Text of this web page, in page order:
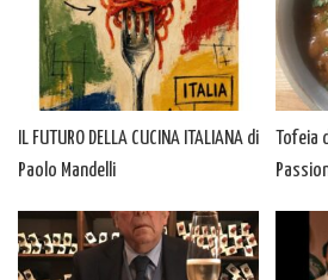
IL FUTURO DELLA CUCINA ITALIANA di
Paolo Mandelli
Tofeia